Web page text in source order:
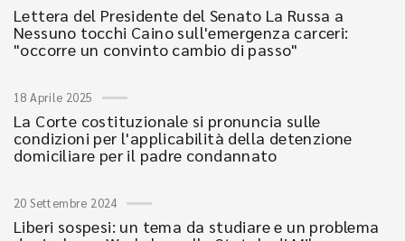
Lettera del Presidente del Senato La Russa a
Nessuno tocchi Caino sull'emergenza carceri:
"occorre un convinto cambio di passo"
18 Aprile 2025
La Corte costituzionale si pronuncia sulle
condizioni per l'applicabilità della detenzione
domiciliare per il padre condannato
20 Settembre 2024
Liberi sospesi: un tema da studiare e un problema